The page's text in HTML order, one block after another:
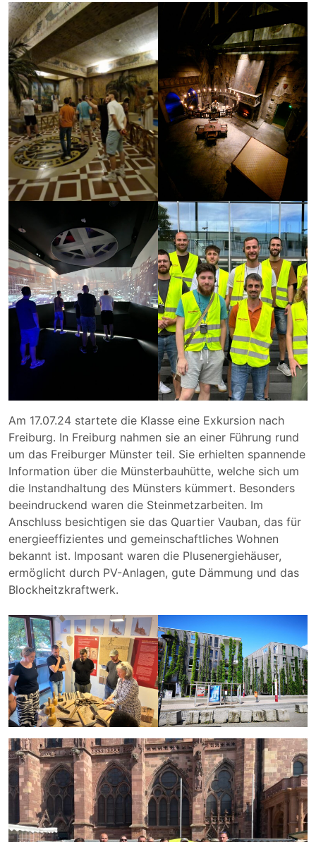
Am 17.07.24 startete die Klasse eine Exkursion nach
Freiburg. In Freiburg nahmen sie an einer Führung rund
um das Freiburger Münster teil. Sie erhielten spannende
Information über die Münsterbauhütte, welche sich um
die Instandhaltung des Münsters kümmert. Besonders
beeindruckend waren die Steinmetzarbeiten. Im
Anschluss besichtigen sie das Quartier Vauban, das für
energieeffizientes und gemeinschaftliches Wohnen
bekannt ist. Imposant waren die Plusenergiehäuser,
ermöglicht durch PV-Anlagen, gute Dämmung und das
Blockheitzkraftwerk.